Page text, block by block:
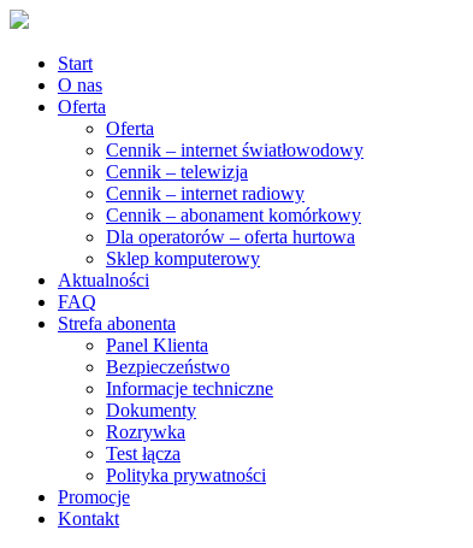
Start
O nas
Oferta
Oferta
Cennik – internet światłowodowy
Cennik – telewizja
Cennik – internet radiowy
Cennik – abonament komórkowy
Dla operatorów – oferta hurtowa
Sklep komputerowy
Aktualności
FAQ
Strefa abonenta
Panel Klienta
Bezpieczeństwo
Informacje techniczne
Dokumenty
Rozrywka
Test łącza
Polityka prywatności
Promocje
Kontakt